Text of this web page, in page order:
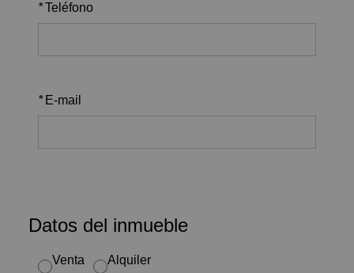
* Teléfono
* E-mail
Datos del inmueble
Venta Alquiler